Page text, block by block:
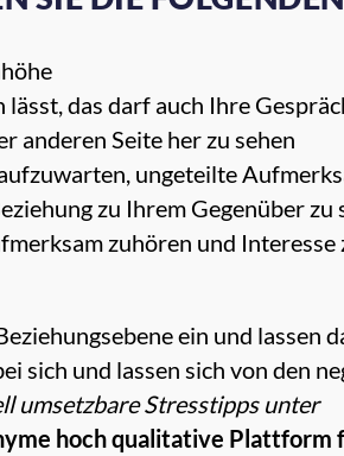
das darf auch Ihre
anderen Seite her zu sehen
ungeteilte
zu Ihrem Gegenüber zu
zuhören und Interesse
ein und lassen
sich und lassen sich von den
umsetzbare Stresstipps unter
hoch qualitative Plattform